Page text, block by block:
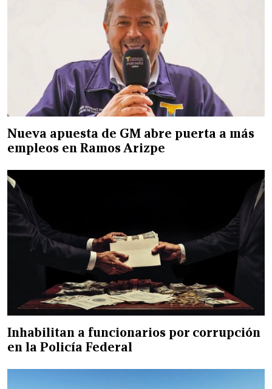
Nueva apuesta de GM abre puerta a más
empleos en Ramos Arizpe
Inhabilitan a funcionarios por corrupción
en la Policía Federal